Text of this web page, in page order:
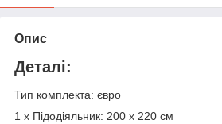
Опис
Деталі:
Тип комплекта: євро
1 х Підодіяльник: 200 х 220 см